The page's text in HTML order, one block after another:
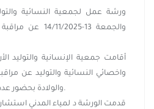
ورشة عمل لجمعية النسائية
والجمعة 13-14/
أقامت جمعية الإنسانية والتوليد
واخصائي النسائية والتوليد عن
والولادة بحضور عدد كبير من الأطباء المهتمين.
قدمت الورشة د لمياء المدني